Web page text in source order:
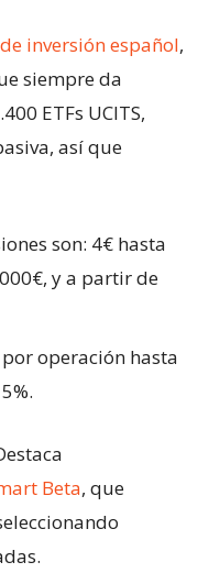
inversión español,
siempre da
ETFs UCITS,
así que
son: 4€ hasta
y a partir de
operación hasta
Beta, que